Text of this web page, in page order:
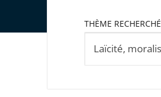
THÈME RECHERCHÉ